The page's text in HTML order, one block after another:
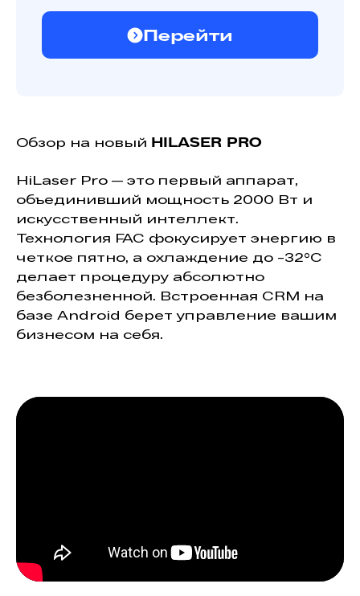
Перейти
Обзор на новый HILASER PRO
HiLaser Pro — это первый аппарат,
объединивший мощность 2000 Вт и
искусственный интеллект.
Технология FAC фокусирует энергию в
четкое пятно, а охлаждение до -32°C
делает процедуру абсолютно
безболезненной. Встроенная CRM на
базе Android берет управление вашим
бизнесом на себя.